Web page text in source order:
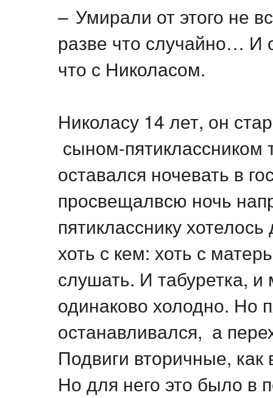
– Умирали от этого не
разве что случайно… И
что с Николасом.
Николасу 14 лет, он
сыном-пятиклассником
оставался ночевать в
просвещалвсю ночь
пятикласснику
хоть с кем: хоть с
слушать. И табуретка,
одинаково холодно. Но
останавливался, а
Подвиги вторичные,
Но для него это было в